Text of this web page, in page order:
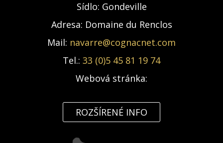
Sídlo: Gondeville
Adresa: Domaine du Renclos
Mail: navarre@cognacnet.com
Tel.: 33 (0)5 45 81 19 74
Webová stránka:
ROZŠÍRENÉ INFO